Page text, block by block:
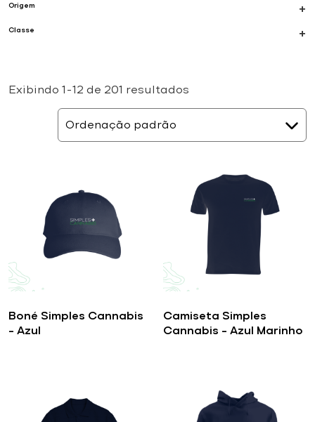
Origem +
Classe +
Exibindo 1–12 de 201 resultados
Boné Simples Cannabis
– Azul
Camiseta Simples
Cannabis – Azul Marinho